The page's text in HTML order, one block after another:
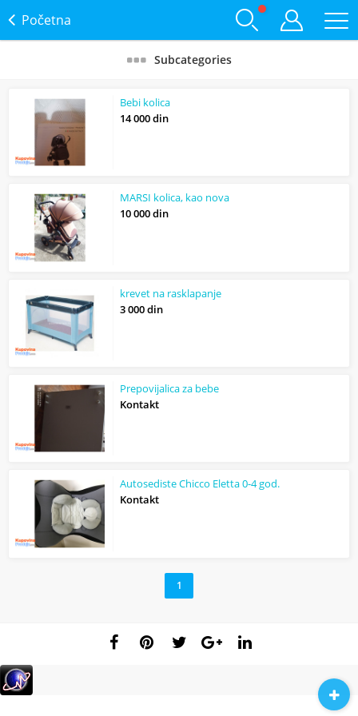
Početna
Subcategories
Bebi kolica
14 000 din
MARSI kolica, kao nova
10 000 din
krevet na rasklapanje
3 000 din
Prepovijalica za bebe
Kontakt
Autosediste Chicco Eletta 0-4 god.
Kontakt
1